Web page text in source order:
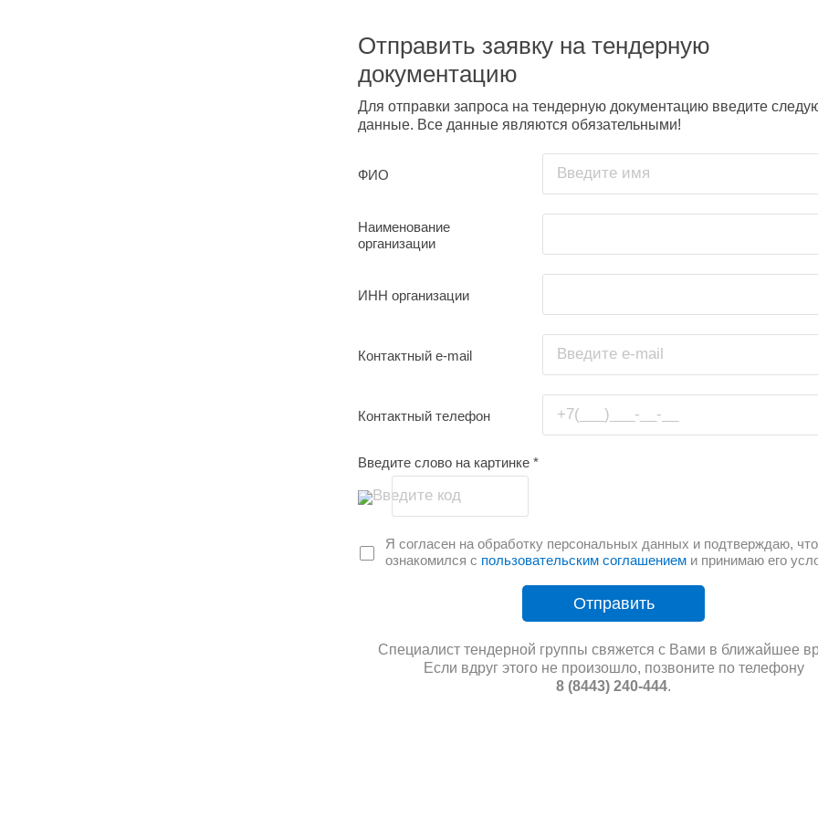
Отправить заявку на тендерную
документацию
Для отправки запроса на тендерную документацию введите
данные. Все данные являются обязательными!
ФИО Введите имя
Наименование
организации
ИНН организации
Контактный e-mail Введите e-mail
Контактный телефон +7(___)___-__-__
Введите слово на картинке *
Введите код
Я согласен на обработку персональных данных и подтверждаю, что
ознакомился с пользовательским соглашением и принимаю его
Отправить
Специалист тендерной группы свяжется с Вами в ближайшее
Если вдруг этого не произошло, позвоните по телефону
8 (8443) 240-444.